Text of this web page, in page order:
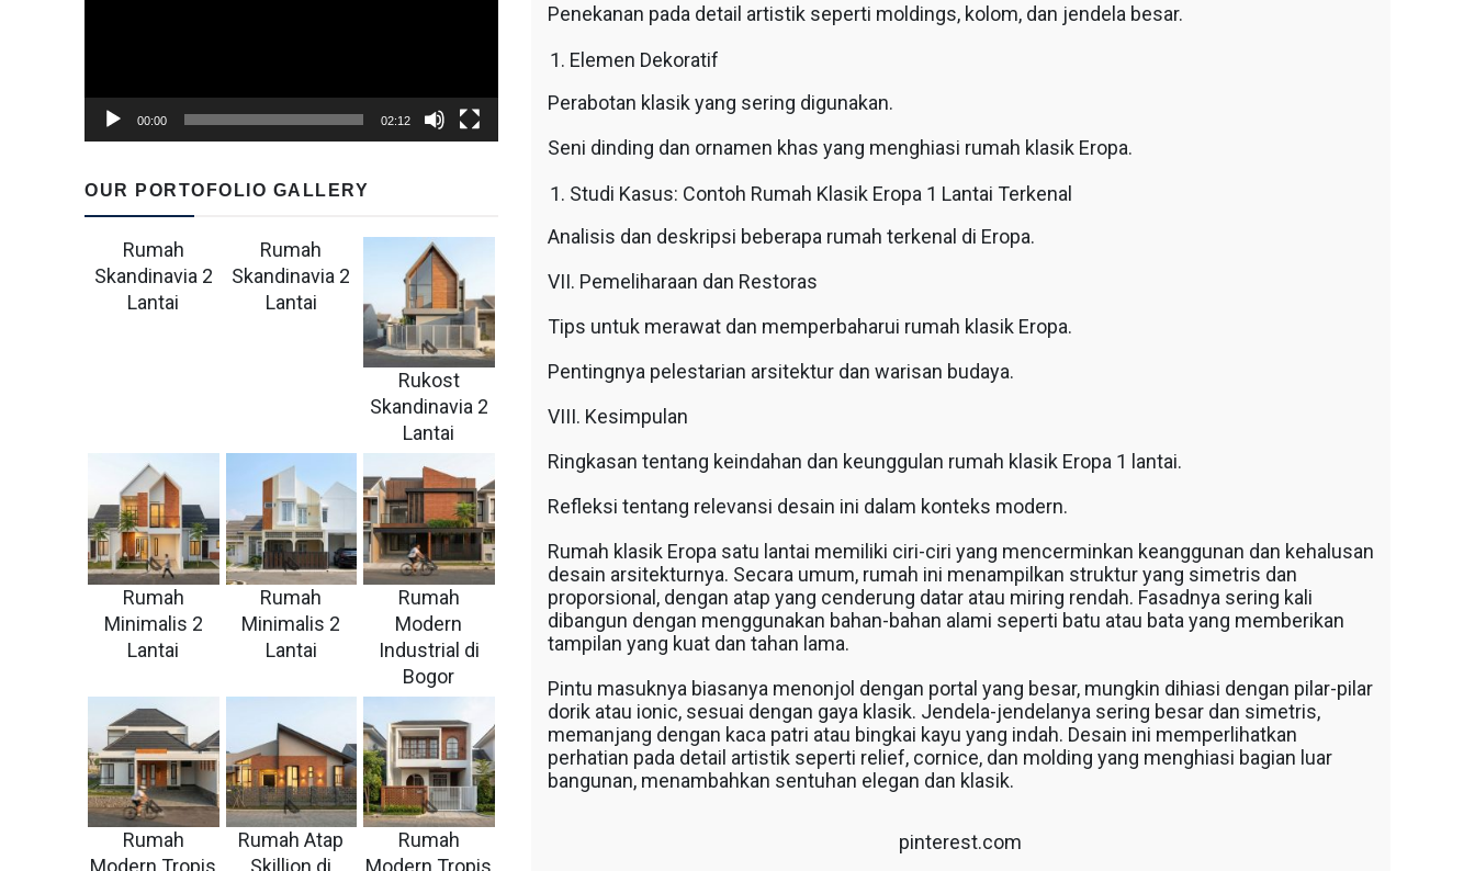
00:00 02:12
OUR PORTOFOLIO GALLERY
Rumah
Skandinavia 2
Lantai
Rumah
Skandinavia 2
Lantai
Rukost
Skandinavia 2
Lantai
Rumah
Minimalis 2
Lantai
Rumah
Minimalis 2
Lantai
Rumah
Modern
Industrial di
Bogor
Rumah
Rumah Atap
Rumah
Penekanan pada detail artistik seperti moldings, kolom, dan jendela besar.
Elemen Dekoratif
Perabotan klasik yang sering digunakan.
Seni dinding dan ornamen khas yang menghiasi rumah klasik Eropa.
Studi Kasus: Contoh Rumah Klasik Eropa 1 Lantai Terkenal
Analisis dan deskripsi beberapa rumah terkenal di Eropa.
VII. Pemeliharaan dan Restoras
Tips untuk merawat dan memperbaharui rumah klasik Eropa.
Pentingnya pelestarian arsitektur dan warisan budaya.
VIII. Kesimpulan
Ringkasan tentang keindahan dan keunggulan rumah klasik Eropa 1 lantai.
Refleksi tentang relevansi desain ini dalam konteks modern.
Rumah klasik Eropa satu lantai memiliki ciri-ciri yang mencerminkan keanggunan dan kehalusan
desain arsitekturnya. Secara umum, rumah ini menampilkan struktur yang simetris dan
proporsional, dengan atap yang cenderung datar atau miring rendah. Fasadnya sering kali
dibangun dengan menggunakan bahan-bahan alami seperti batu atau bata yang memberikan
tampilan yang kuat dan tahan lama.
Pintu masuknya biasanya menonjol dengan portal yang besar, mungkin dihiasi dengan pilar-pilar
dorik atau ionic, sesuai dengan gaya klasik. Jendela-jendelanya sering besar dan simetris,
memanjang dengan kaca patri atau bingkai kayu yang indah. Desain ini memperlihatkan
perhatian pada detail artistik seperti relief, cornice, dan molding yang menghiasi bagian luar
bangunan, menambahkan sentuhan elegan dan klasik.
pinterest.com